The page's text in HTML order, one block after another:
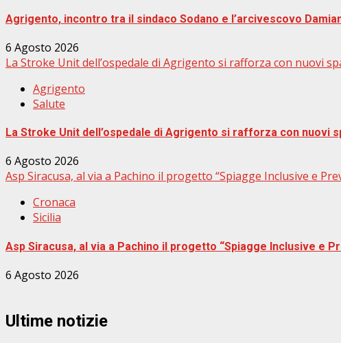
Agrigento, incontro tra il sindaco Sodano e l’arcivescovo
6 Agosto 2026
La Stroke Unit dell’ospedale di Agrigento si rafforza con nuovi
Agrigento
Salute
La Stroke Unit dell’ospedale di Agrigento si rafforza con nuovi
6 Agosto 2026
Asp Siracusa, al via a Pachino il progetto “Spiagge Inclusive e
Cronaca
Sicilia
Asp Siracusa, al via a Pachino il progetto “Spiagge Inclusive e
6 Agosto 2026
Ultime notizie